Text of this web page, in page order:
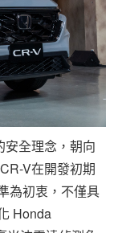
全理念，朝向
V在開發初期
為初衷，不僅具
Honda